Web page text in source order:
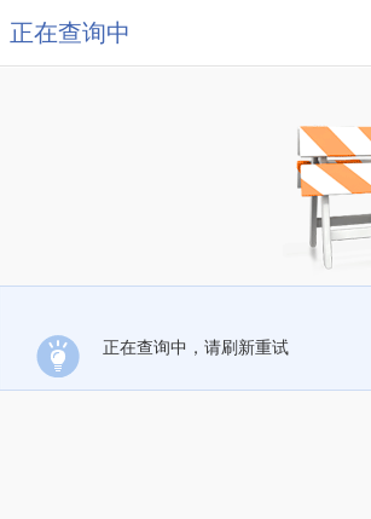
正在查询中
正在查询中，请刷新重试